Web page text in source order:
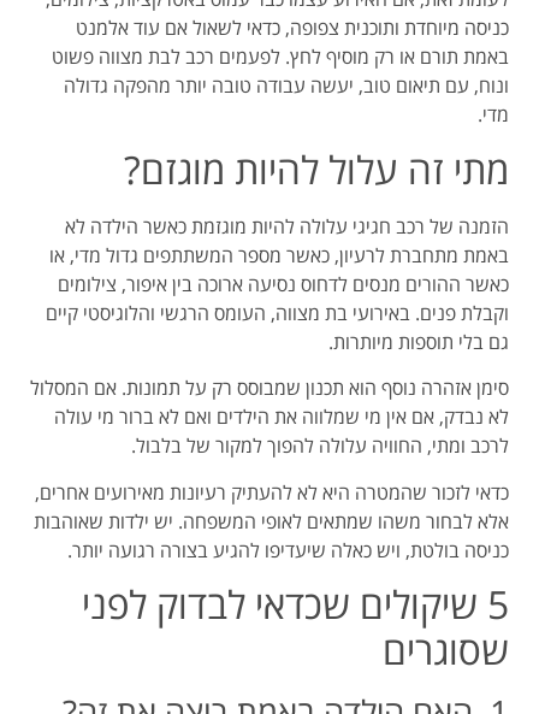
כניסה מיוחדת ותוכנית צפופה, כדאי לשאול אם עוד אלמנט
באמת תורם או רק מוסיף לחץ. לפעמים רכב לבת מצווה פשוט
ונוח, עם תיאום טוב, יעשה עבודה טובה יותר מהפקה גדולה
מדי.
מתי זה עלול להיות מוגזם?
הזמנה של רכב חגיגי עלולה להיות מוגזמת כאשר הילדה לא
באמת מתחברת לרעיון, כאשר מספר המשתתפים גדול מדי, או
כאשר ההורים מנסים לדחוס נסיעה ארוכה בין איפור, צילומים
וקבלת פנים. באירועי בת מצווה, העומס הרגשי והלוגיסטי קיים
גם בלי תוספות מיותרות.
סימן אזהרה נוסף הוא תכנון שמבוסס רק על תמונות. אם המסלול
לא נבדק, אם אין מי שמלווה את הילדים ואם לא ברור מי עולה
לרכב ומתי, החוויה עלולה להפוך למקור של בלבול.
כדאי לזכור שהמטרה היא לא להעתיק רעיונות מאירועים אחרים,
אלא לבחור משהו שמתאים לאופי המשפחה. יש ילדות שאוהבות
כניסה בולטת, ויש כאלה שיעדיפו להגיע בצורה רגועה יותר.
5 שיקולים שכדאי לבדוק לפני
שסוגרים